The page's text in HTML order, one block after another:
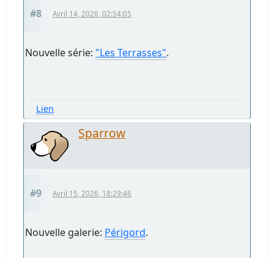
#8 Avril 14, 2026, 02:54:05
Nouvelle série: "Les Terrasses".
Lien
Sparrow
#9 Avril 15, 2026, 18:29:46
Nouvelle galerie: Périgord.